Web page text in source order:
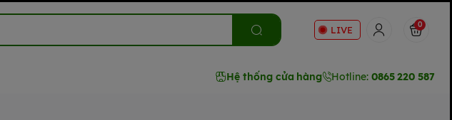
LIVE 0
Hệ thống cửa hàng Hotline: 0865 220 587